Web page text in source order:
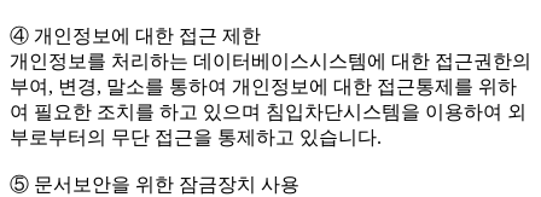
④ 개인정보에 대한 접근 제한
개인정보를 처리하는 데이터베이스시스템에 대한 접근권한의
부여, 변경, 말소를 통하여 개인정보에 대한 접근통제를 위하
여 필요한 조치를 하고 있으며 침입차단시스템을 이용하여 외
부로부터의 무단 접근을 통제하고 있습니다.
⑤ 문서보안을 위한 잠금장치 사용